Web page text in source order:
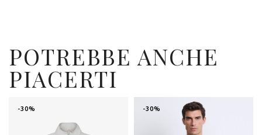
POTREBBE ANCHE
PIACERTI
-30% -30%